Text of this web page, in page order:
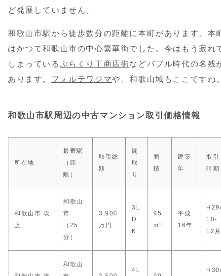
ど発展していません。
和歌山市駅から徒歩数分の距離に本町があります。本
はかつて和歌山市の中心繁華街でした。今はもう寂れ
しまっている ぶらくり丁商店街などバブル時代の名残
あります。 フォルテワジマや、和歌山城もここですね
和歌山市駅周辺の中古マンション取引価格情報
所在地
最寄駅
（距
離）
取引総
額
間
取
り
面
積
建築
年
取引
時期
和歌山市 吹
上
和歌山
市
（25
分）
3,900
万円
3L
D
K
95
m²
平成
16年
10-
12月
和歌山
4L